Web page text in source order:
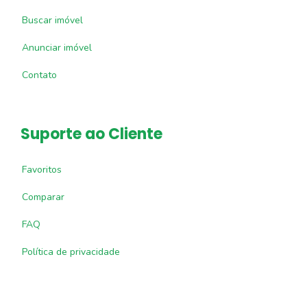
Buscar imóvel
Anunciar imóvel
Contato
Suporte ao Cliente
Favoritos
Comparar
FAQ
Política de privacidade